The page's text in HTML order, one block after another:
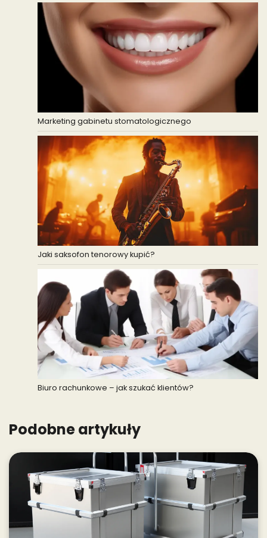
Marketing gabinetu stomatologicznego
Jaki saksofon tenorowy kupić?
Biuro rachunkowe – jak szukać klientów?
Podobne artykuły